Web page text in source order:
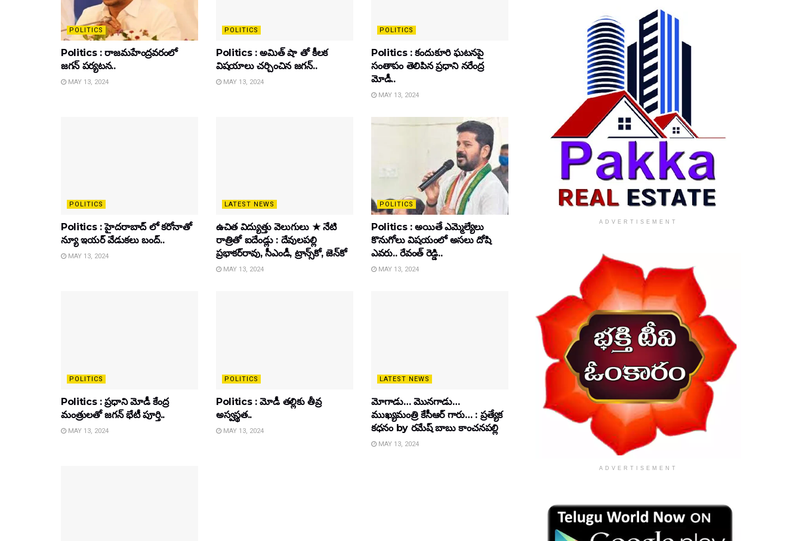
POLITICS
Politics : రాజమహేంద్రవరంలో
జగన్ పర్యటన..
MAY 13, 2024
POLITICS
Politics : అమిత్ షా తో కీలక
విషయాలు చర్చించిన జగన్..
MAY 13, 2024
POLITICS
Politics : కందుకూరి ఘటనపై
సంతాపం తెలిపిన ప్రధాని నరేంద్ర
మోడీ..
MAY 13, 2024
POLITICS
Politics : హైదరాబాద్ లో కరోనాతో
న్యూ ఇయర్ వేడుకలు బంద్..
MAY 13, 2024
LATEST NEWS
ఉచిత విద్యుత్తు వెలుగులు ★ నేటి
రాత్రితో ఐదేండ్లు : దేవులపల్లి
ప్రభాకర్‌రావు, సీఎండీ, ట్రాన్స్‌కో, జెన్‌కో
MAY 13, 2024
POLITICS
Politics : అయితే ఎమ్మెల్యేలు
కొనుగోలు విషయంలో అసలు దోషి
ఎవరు.. రేవంత్ రెడ్డి..
MAY 13, 2024
POLITICS
Politics : ప్రధాని మోడీ కేంద్ర
మంత్రులతో జగన్ భేటీ పూర్తి..
MAY 13, 2024
POLITICS
Politics : మోడీ తల్లికు తీవ్ర
అస్వస్థత..
MAY 13, 2024
LATEST NEWS
మోగాడు… మొనగాడు…
ముఖ్యమంత్రి కేసీఆర్ గారు… : ప్రత్యేక
కధనం by రమేష్ బాబు కాంచనపల్లి
MAY 13, 2024
ADVERTISEMENT
ADVERTISEMENT